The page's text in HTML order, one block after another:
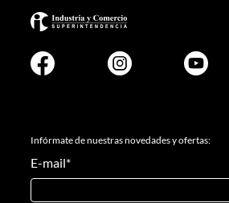
Infórmate de nuestras novedades y ofertas:
E-mail*